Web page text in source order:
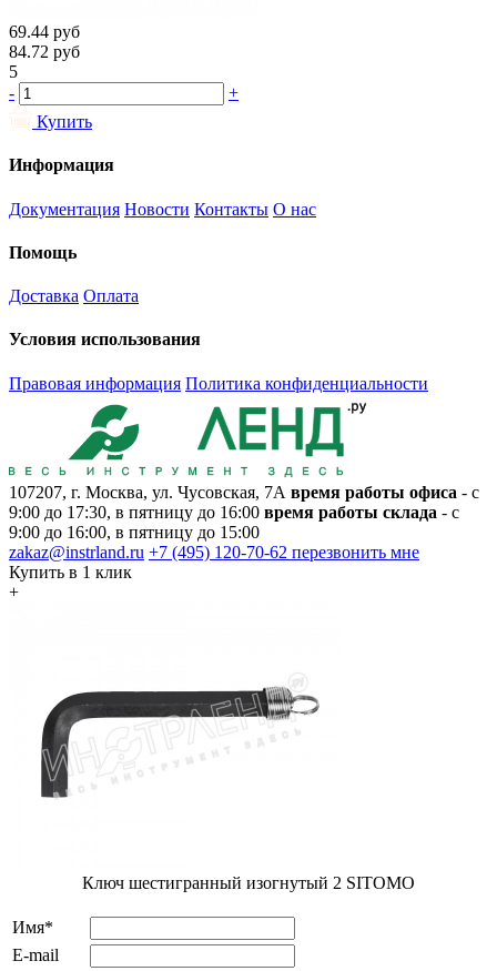
69.44 руб
84.72 руб
5
-
+
Купить
Информация
Документация Новости Контакты О нас
Помощь
Доставка Оплата
Условия использования
Правовая информация Политика конфиденциальности
107207, г. Москва, ул. Чусовская, 7А время работы офиса - с
9:00 до 17:30, в пятницу до 16:00 время работы склада - с
9:00 до 16:00, в пятницу до 15:00
zakaz@instrland.ru +7 (495) 120-70-62 перезвонить мне
Купить в 1 клик
+
Ключ шестигранный изогнутый 2 SITOMO
Имя*
E-mail